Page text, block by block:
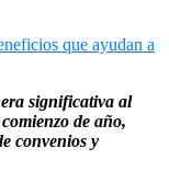
significativa al
de año,
convenios y